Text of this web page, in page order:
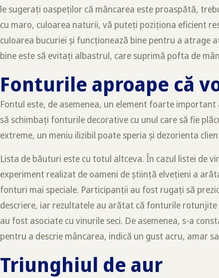
le sugerați oaspeților că mâncarea este proaspătă,
cu maro, culoarea naturii, vă puteți poziționa eficient
culoarea bucuriei și funcționează bine pentru a atrage
bine este să evitați albastrul, care suprimă pofta de
Fonturile aproape că
Fontul este, de asemenea, un element foarte
să schimbați fonturile decorative cu unul care să fie
extreme, un meniu ilizibil poate speria și dezorienta
Lista de băuturi este cu totul altceva. În cazul listei de
experiment realizat de oameni de știință elvețieni a
fonturi mai speciale. Participanții au fost rugați să
descriere, iar rezultatele au arătat că fonturile rotunjite
au fost asociate cu vinurile seci. De asemenea, s-a
pentru a descrie mâncarea, indică un gust acru, amar
Triunghiul de aur